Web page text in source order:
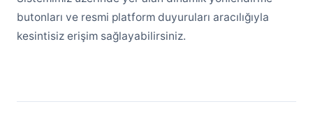
butonları ve resmi platform duyuruları aracılığıyla
kesintisiz erişim sağlayabilirsiniz.